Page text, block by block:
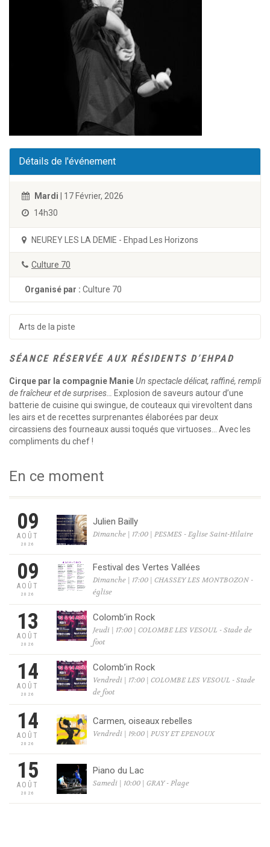
Détails de l'événement
Mardi | 17 Février, 2026
14h30
NEUREY LES LA DEMIE - Ehpad Les Horizons
Culture 70
Organisé par : Culture 70
Arts de la piste
SÉANCE RÉSERVÉE AUX RÉSIDENTS D’EHPAD
Cirque par la compagnie ManieUn spectacle délicat, raffiné, rempli
de fraîcheur et de surprises…
Explosion de saveurs autour d’une
batterie de cuisine qui swingue, de couteaux qui virevoltent dans
les airs et de recettes surprenantes élaborées par deux
circassiens des fourneaux aussi toqués que virtuoses… Avec les
compliments du chef !
En ce moment
09
AOÛT
2026
Julien Bailly
Dimanche | 17:00 | PESMES - Eglise Saint-Hilaire
09
AOÛT
2026
Festival des Vertes Vallées
Dimanche | 17:00 | CHASSEY LES MONTBOZON -
église
13
AOÛT
2026
Colomb’in Rock
Jeudi | 17:00 | COLOMBE LES VESOUL - Stade de
foot
14
AOÛT
2026
Colomb’in Rock
Vendredi | 17:00 | COLOMBE LES VESOUL - Stade
de foot
14
AOÛT
2026
Carmen, oiseaux rebelles
Vendredi | 19:00 | PUSY ET EPENOUX
15
AOÛT
2026
Piano du Lac
Samedi | 10:00 | GRAY - Plage